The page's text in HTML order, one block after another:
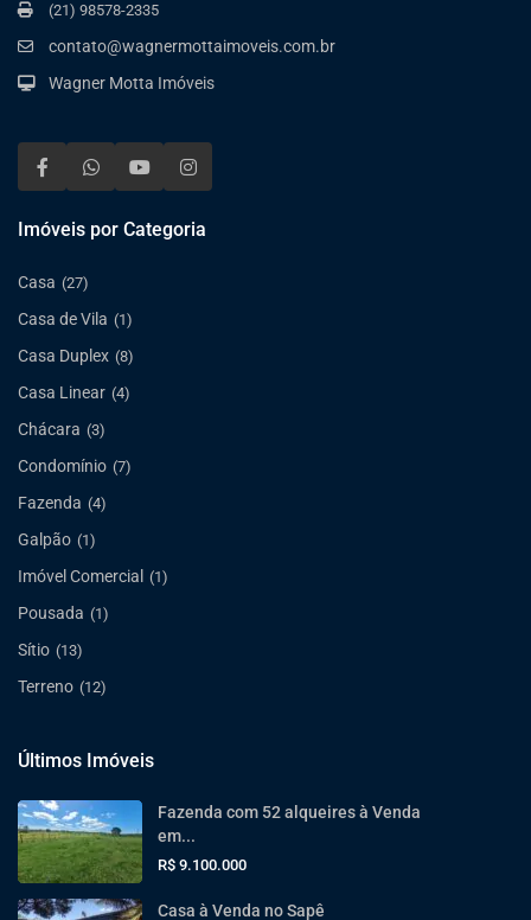
(21) 98578-2335
contato@wagnermottaimoveis.com.br
Wagner Motta Imóveis
Imóveis por Categoria
Casa (27)
Casa de Vila (1)
Casa Duplex (8)
Casa Linear (4)
Chácara (3)
Condomínio (7)
Fazenda (4)
Galpão (1)
Imóvel Comercial (1)
Pousada (1)
Sítio (13)
Terreno (12)
Últimos Imóveis
Fazenda com 52 alqueires à Venda
em...
R$ 9.100.000
Casa à Venda no Sapê